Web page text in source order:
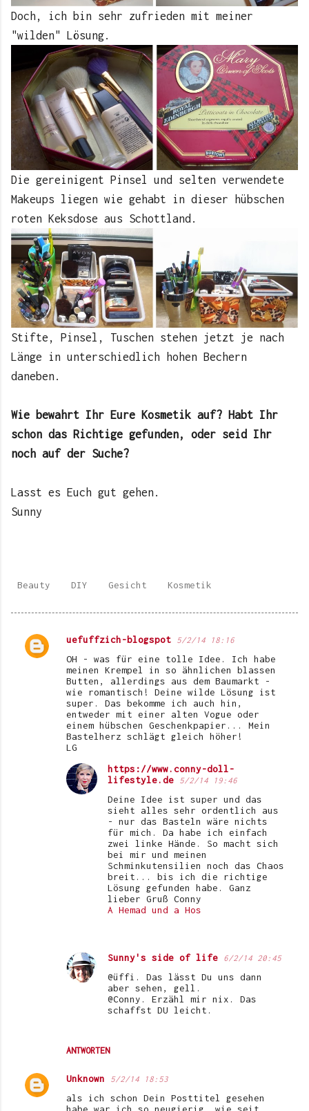
Doch, ich bin sehr zufrieden mit meiner
"wilden" Lösung.
Die gereinigent Pinsel und selten verwendete
Makeups liegen wie gehabt in dieser hübschen
roten Keksdose aus Schottland.
Stifte, Pinsel, Tuschen stehen jetzt je nach
Länge in unterschiedlich hohen Bechern
daneben.
Wie bewahrt Ihr Eure Kosmetik auf? Habt Ihr
schon das Richtige gefunden, oder seid Ihr
noch auf der Suche?
Lasst es Euch gut gehen.
Sunny
Beauty DIY Gesicht Kosmetik
K
uefuffzich-blogspot 5/2/14 18:16
OH - was für eine tolle Idee. Ich habe
meinen Krempel in so ähnlichen blassen
Butten, allerdings aus dem Baumarkt -
wie romantisch! Deine wilde Lösung ist
super. Das bekomme ich auch hin,
entweder mit einer alten Vogue oder
einem hübschen Geschenkpapier... Mein
Bastelherz schlägt gleich höher!
LG
ANTWORTEN
https://www.conny-doll-
lifestyle.de
5/2/14 19:46
Deine Idee ist super und das
sieht alles sehr ordentlich aus
- nur das Basteln wäre nichts
für mich. Da habe ich einfach
zwei linke Hände. So macht sich
bei mir und meinen
Schminkutensilien noch das Chaos
breit... bis ich die richtige
Lösung gefunden habe. Ganz
lieber Gruß Conny
A Hemad und a Hos
Sunny's side of life 6/2/14 20:45
@üffi. Das lässt Du uns dann
aber sehen, gell.
@Conny. Erzähl mir nix. Das
schaffst DU leicht.
Unknown 5/2/14 18:53
als ich schon Dein Posttitel gesehen